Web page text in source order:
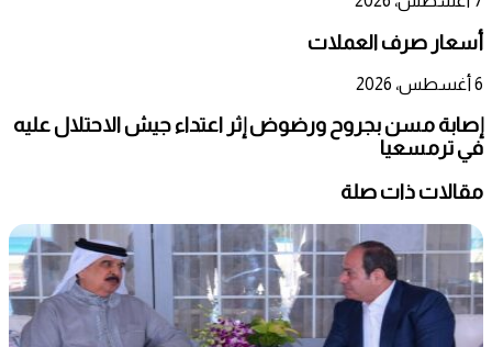
أسعار صرف العملات
6 أغسطس، 2026
إصابة مسن بجروح ورضوض إثر اعتداء جيش الاحتلال عليه
في ترمسعيا
مقالات ذات صلة